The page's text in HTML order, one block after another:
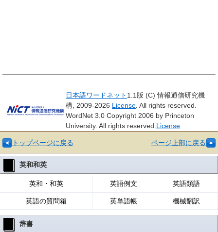
日本語ワードネット 1.1版 (C) 情報通信研究機
構, 2009-2026 License . All rights reserved.
WordNet 3.0 Copyright 2006 by Princeton
University. All rights reserved. License
トップページに戻る ページ上部に戻る
英和和英
英和・和英 英語例文 英語類語
英語の質問箱 英単語帳 機械翻訳
辞書